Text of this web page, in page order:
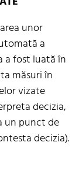
unor
a
a fost luată în
măsuri în
vizate
decizia,
un punct de
decizia).